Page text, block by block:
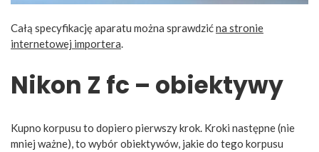
Całą specyfikację aparatu można sprawdzićna stronie
internetowej importera.
Nikon Z fc – obiektywy
Kupno korpusu to dopiero pierwszy krok. Kroki następne (nie
mniej ważne), to wybór obiektywów, jakie do tego korpusu